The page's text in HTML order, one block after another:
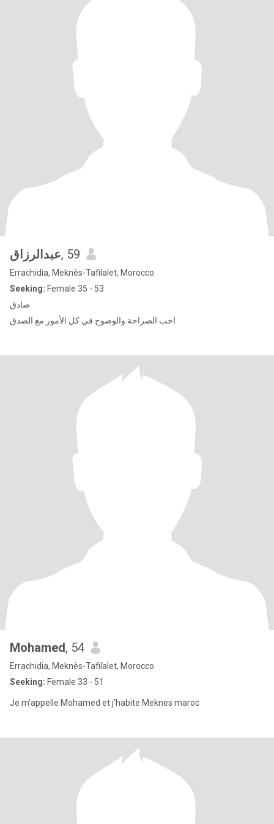
عبدالرزاق, 59
Errachidia, Meknès-Tafilalet, Morocco
Seeking: Female 35 - 53
صادق
احب الصراحة والوضوح في كل الأمور مع الصدق
Mohamed, 54
Errachidia, Meknès-Tafilalet, Morocco
Seeking: Female 33 - 51
Je m'appelle Mohamed et j'habite Meknes maroc